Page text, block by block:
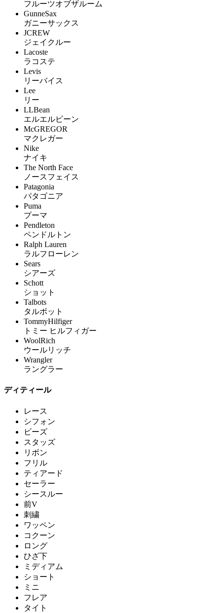
フルーツオブザルーム
GunneSax
ガニーサックス
JCREW
ジェイクルー
Lacoste
ラコステ
Levis
リーバイス
Lee
リー
LLBean
エルエルビーン
McGREGOR
マクレガー
Nike
ナイキ
The North Face
ノースフェイス
Patagonia
パタゴニア
Puma
プーマ
Pendleton
ペンドルトン
Ralph Lauren
ラルフローレン
Sears
シアーズ
Schott
ショット
Talbots
タルボット
TommyHilfiger
トミー ヒルフィガー
WoolRich
ウールリッチ
Wrangler
ラングラー
ディティール
レース
シフォン
ビーズ
スタッズ
リボン
フリル
ティアード
セーラー
シースルー
前V
刺繍
ワッペン
コクーン
ロング
ひざ下
ミディアム
ショート
ミニ
フレア
タイト